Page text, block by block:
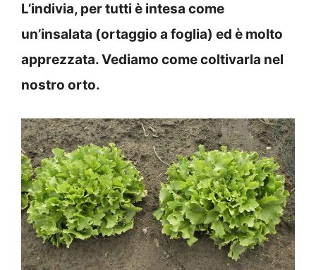
L’indivia, per tutti è intesa come
un’insalata (ortaggio a foglia) ed è molto
apprezzata. Vediamo come coltivarla nel
nostro orto.